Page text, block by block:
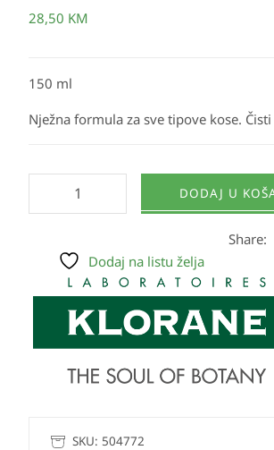
28,50 KM
150 ml
Nježna formula za sve tipove kose.
DODAJ U
Share:
Dodaj na listu želja
SKU: 504772